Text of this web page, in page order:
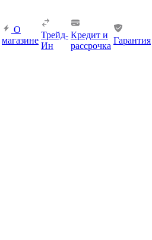
О
магазине
Трейд-
Ин
Кредит и
рассрочка
Гарантия